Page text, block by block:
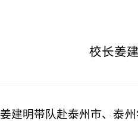
校长姜
建明带队赴泰州市、泰